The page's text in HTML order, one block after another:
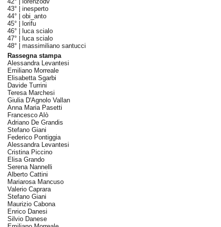
43° | inesperto
44° | obi_anto
45° |
lorifu
46° |
luca scialo
47° |
luca scialo
48° | massimiliano santucci
Rassegna stampa
Alessandra Levantesi
Emiliano Morreale
Elisabetta Sgarbi
Davide Turrini
Teresa Marchesi
Giulia D'Agnolo Vallan
Anna Maria Pasetti
Francesco Alò
Adriano De Grandis
Stefano Giani
Federico Pontiggia
Alessandra Levantesi
Cristina Piccino
Elisa Grando
Serena Nannelli
Alberto Cattini
Mariarosa Mancuso
Valerio Caprara
Stefano Giani
Maurizio Cabona
Enrico Danesi
Silvio Danese